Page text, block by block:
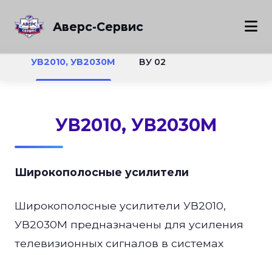
Аверс-Сервис
УВ2010, УВ2030М ВУ 02
УВ2010, УВ2030М
Широкополосные усилители
Широкополосные усилители УВ2010,
УВ2030М предназначены для усиления
телевизионных сигналов в системах